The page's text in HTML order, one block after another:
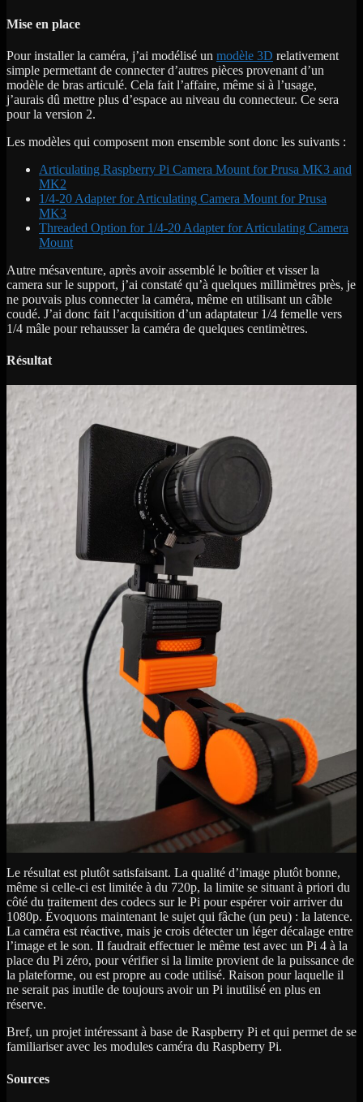
Mise en place
Pour installer la caméra, j’ai modélisé un modèle 3D relativement
simple permettant de connecter d’autres pièces provenant d’un
modèle de bras articulé. Cela fait l’affaire, même si à l’usage,
j’aurais dû mettre plus d’espace au niveau du connecteur. Ce sera
pour la version 2.
Les modèles qui composent mon ensemble sont donc les suivants :
Articulating Raspberry Pi Camera Mount for Prusa MK3 and
MK2
1/4-20 Adapter for Articulating Camera Mount for Prusa
MK3
Threaded Option for 1/4-20 Adapter for Articulating Camera
Mount
Autre mésaventure, après avoir assemblé le boîtier et visser la
camera sur le support, j’ai constaté qu’à quelques millimètres près, je
ne pouvais plus connecter la caméra, même en utilisant un câble
coudé. J’ai donc fait l’acquisition d’un adaptateur 1/4 femelle vers
1/4 mâle pour rehausser la caméra de quelques centimètres.
Résultat
Le résultat est plutôt satisfaisant. La qualité d’image plutôt bonne,
même si celle-ci est limitée à du 720p, la limite se situant à priori du
côté du traitement des codecs sur le Pi pour espérer voir arriver du
1080p. Évoquons maintenant le sujet qui fâche (un peu) : la latence.
La caméra est réactive, mais je crois détecter un léger décalage entre
l’image et le son. Il faudrait effectuer le même test avec un Pi 4 à la
place du Pi zéro, pour vérifier si la limite provient de la puissance de
la plateforme, ou est propre au code utilisé. Raison pour laquelle il
ne serait pas inutile de toujours avoir un Pi inutilisé en plus en
réserve.
Bref, un projet intéressant à base de Raspberry Pi et qui permet de se
familiariser avec les modules caméra du Raspberry Pi.
Sources